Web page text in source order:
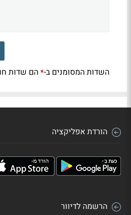
השדות המסומנים ב-*הם שדות
הורדת אפליקציה
הרשמה לדיוור